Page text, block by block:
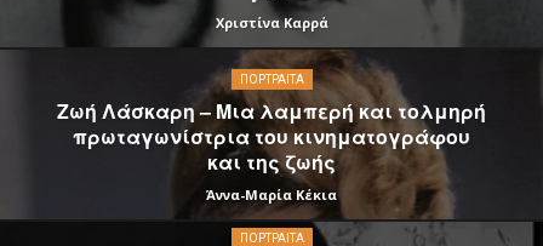
Χριστίνα Καρρά
ΠΟΡΤΡΑΊΤΑ
Ζωή Λάσκαρη – Μια λαμπερή και τολμηρή
πρωταγωνίστρια του κινηματογράφου
και της ζωής
Άννα-Μαρία Κέκια
ΠΟΡΤΡΑΊΤΑ